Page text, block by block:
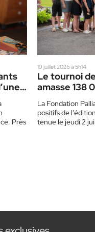
Près
19 juillet 2026 à 5h14
Le tournoi
amasse 138
La Fondation
positifs de
tenue le jeudi 2